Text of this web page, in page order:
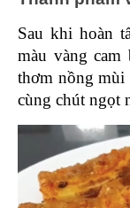
Sau khi hoàn
màu vàng
thơm nồng mùi
cùng chút ngọt